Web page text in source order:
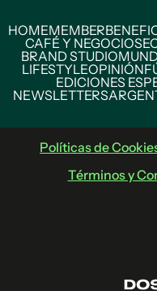
HOMEMEMBER
CAFÉ Y NEGOCIOS
BRAND STUDIO
LIFESTYLEOPINIÓN
EDICIONES
NEWSLETTERS
Políticas de
Términos y